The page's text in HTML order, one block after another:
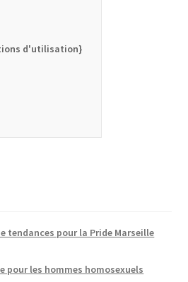
d'utilisation}
tendances pour la Pride Marseille
pour les hommes homosexuels